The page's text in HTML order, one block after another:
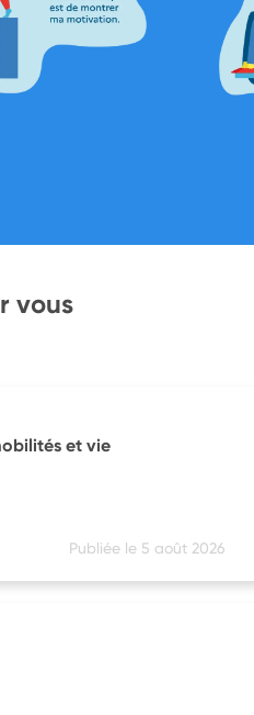
vous
et vie
Publiée le 5 août 2026